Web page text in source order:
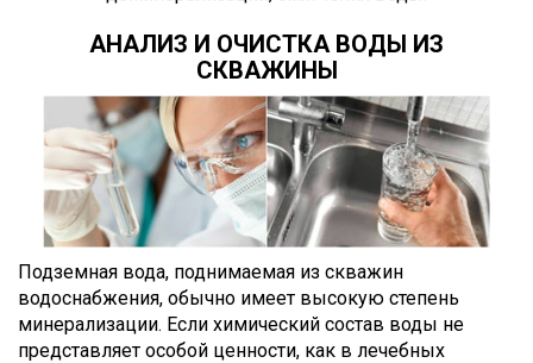
АНАЛИЗ И ОЧИСТКА ВОДЫ ИЗ
СКВАЖИНЫ
Подземная вода, поднимаемая из скважин
водоснабжения, обычно имеет высокую степень
минерализации. Если химический состав воды не
представляет особой ценности, как в лечебных